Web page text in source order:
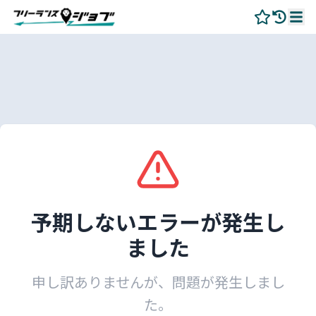
予期しないエラーが発生し
ました
申し訳ありませんが、問題が発生しまし
た。